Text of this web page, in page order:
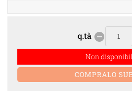
q.tà remove_circle
Non